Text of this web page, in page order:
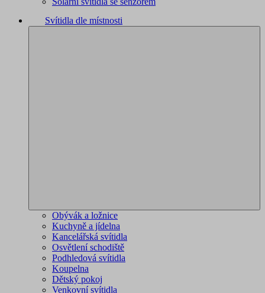
Svítidla dle místnosti
Obývák a ložnice
Kuchyně a jídelna
Kancelářská svítidla
Osvětlení schodiště
Podhledová svítidla
Koupelna
Dětský pokoj
Venkovní svítidla